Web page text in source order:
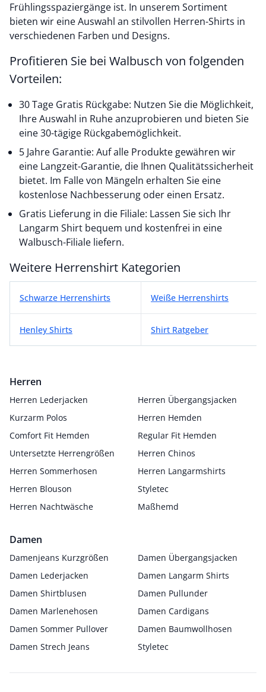
Frühlingsspaziergänge ist. In unserem Sortiment
bieten wir eine Auswahl an stilvollen Herren-Shirts in
verschiedenen Farben und Designs.
Profitieren Sie bei Walbusch von folgenden
Vorteilen:
30 Tage Gratis Rückgabe: Nutzen Sie die Möglichkeit,
Ihre Auswahl in Ruhe anzuprobieren und bieten Sie
eine 30-tägige Rückgabemöglichkeit.
5 Jahre Garantie: Auf alle Produkte gewähren wir
eine Langzeit-Garantie, die Ihnen Qualitätssicherheit
bietet. Im Falle von Mängeln erhalten Sie eine
kostenlose Nachbesserung oder einen Ersatz.
Gratis Lieferung in die Filiale: Lassen Sie sich Ihr
Langarm Shirt bequem und kostenfrei in eine
Walbusch-Filiale liefern.
Weitere Herrenshirt Kategorien
Schwarze Herrenshirts Weiße Herrenshirts
Henley Shirts Shirt Ratgeber
Herren
Herren Lederjacken
Herren Übergangsjacken
Kurzarm Polos
Herren Hemden
Comfort Fit Hemden
Regular Fit Hemden
Untersetzte Herrengrößen
Herren Chinos
Herren Sommerhosen
Herren Langarmshirts
Herren Blouson
Styletec
Herren Nachtwäsche
Maßhemd
Damen
Damenjeans Kurzgrößen
Damen Übergangsjacken
Damen Lederjacken
Damen Langarm Shirts
Damen Shirtblusen
Damen Pullunder
Damen Marlenehosen
Damen Cardigans
Damen Sommer Pullover
Damen Baumwollhosen
Damen Strech Jeans
Styletec